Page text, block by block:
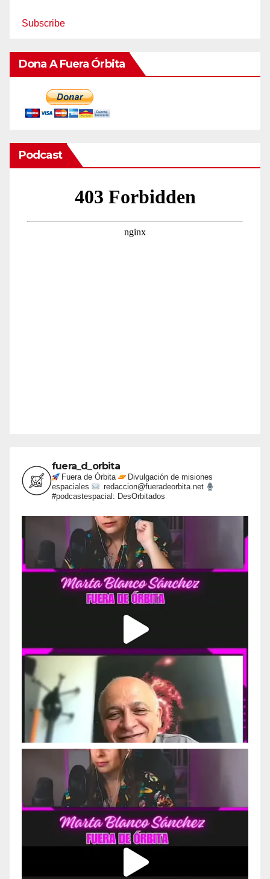
Subscribe
Dona A Fuera Órbita
Podcast
fuera_d_orbita
Fuera de Órbita
Divulgación de misiones
espaciales
redaccion@fueradeorbita.net
#podcastespacial: DesOrbitados